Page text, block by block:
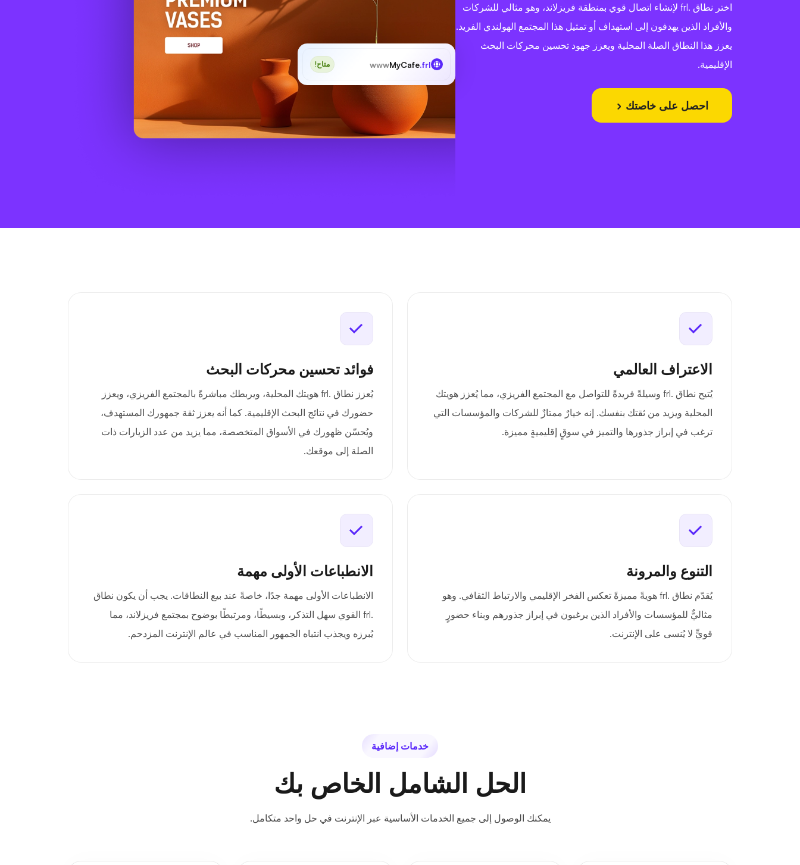
اختر نطاق .frl لإنشاء اتصال قوي بمنطقة فريزلاند، وهو مثالي للشركات
والأفراد الذين يهدفون إلى استهداف أو تمثيل هذا المجتمع الهولندي الفريد.
يعزز هذا النطاق الصلة المحلية ويعزز جهود تحسين محركات البحث
الإقليمية.
احصل على خاصتك
wwwMyCafe.frl متاح!
الاعتراف العالمي
يُتيح نطاق .frl وسيلةً فريدةً للتواصل مع المجتمع الفريزي، مما يُعزز هويتك
المحلية ويزيد من ثقتك بنفسك. إنه خيارٌ ممتازٌ للشركات والمؤسسات التي
ترغب في إبراز جذورها والتميز في سوقٍ إقليميةٍ مميزة.
فوائد تحسين محركات البحث
يُعزز نطاق .frl هويتك المحلية، ويربطك مباشرةً بالمجتمع الفريزي، ويعزز
حضورك في نتائج البحث الإقليمية. كما أنه يعزز ثقة جمهورك المستهدف،
ويُحسّن ظهورك في الأسواق المتخصصة، مما يزيد من عدد الزيارات ذات
الصلة إلى موقعك.
التنوع والمرونة
يُقدّم نطاق .frl هويةً مميزةً تعكس الفخر الإقليمي والارتباط الثقافي. وهو
مثاليٌّ للمؤسسات والأفراد الذين يرغبون في إبراز جذورهم وبناء حضورٍ
قويٍّ لا يُنسى على الإنترنت.
الانطباعات الأولى مهمة
الانطباعات الأولى مهمة جدًا، خاصةً عند بيع النطاقات. يجب أن يكون نطاق
.frl القوي سهل التذكر، وبسيطًا، ومرتبطًا بوضوح بمجتمع فريزلاند، مما
يُبرزه ويجذب انتباه الجمهور المناسب في عالم الإنترنت المزدحم.
خدمات إضافية
الحل الشامل الخاص بك
يمكنك الوصول إلى جميع الخدمات الأساسية عبر الإنترنت في حل واحد متكامل.